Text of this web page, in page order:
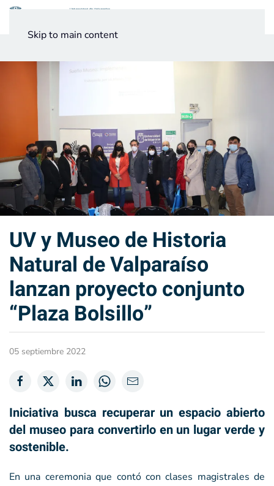
Skip to main content
UV y Museo de Historia
Natural de Valparaíso
lanzan proyecto conjunto
“Plaza Bolsillo”
05 septiembre 2022
Iniciativa busca recuperar un espacio abierto
del museo para convertirlo en un lugar verde y
sostenible.
En una ceremonia que contó con clases magistrales de